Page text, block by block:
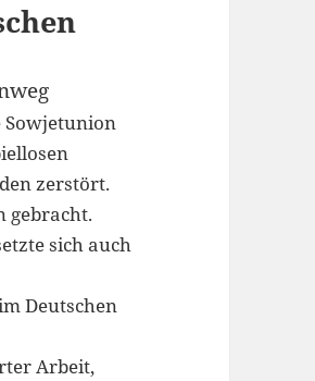
Sowjetunion
zerstört.
gebracht.
sich auch
Deutschen
Arbeit,